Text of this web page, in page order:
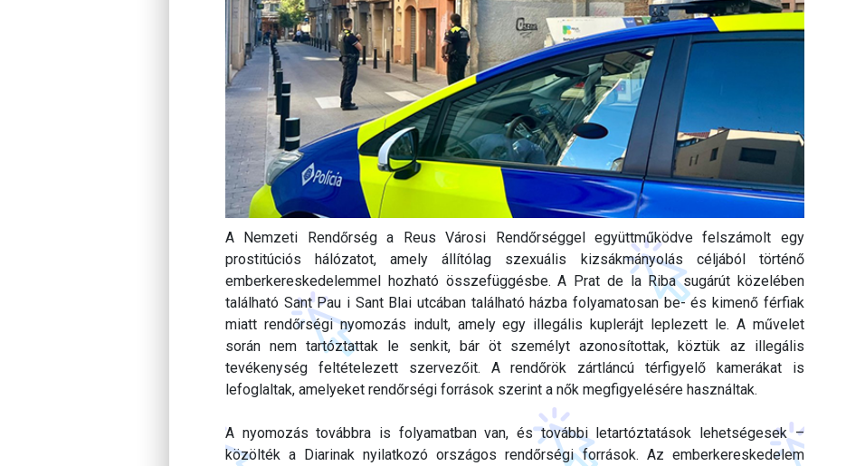
A Nemzeti Rendőrség a Reus Városi Rendőrséggel együttműködve felszámolt egy
prostitúciós hálózatot, amely állítólag szexuális kizsákmányolás céljából történő
emberkereskedelemmel hozható összefüggésbe. A Prat de la Riba sugárút közelében
található Sant Pau i Sant Blai utcában található házba folyamatosan be- és kimenő férfiak
miatt rendőrségi nyomozás indult, amely egy illegális kuplerájt leplezett le. A művelet
során nem tartóztattak le senkit, bár öt személyt azonosítottak, köztük az illegális
tevékenység feltételezett szervezőit. A rendőrök zártláncú térfigyelő kamerákat is
lefoglaltak, amelyeket rendőrségi források szerint a nők megfigyelésére használtak.
A nyomozás továbbra is folyamatban van, és további letartóztatások lehetségesek –
közölték a Diarinak nyilatkozó országos rendőrségi források. Az emberkereskedelem